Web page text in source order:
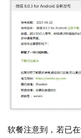
软餐注意到，若已